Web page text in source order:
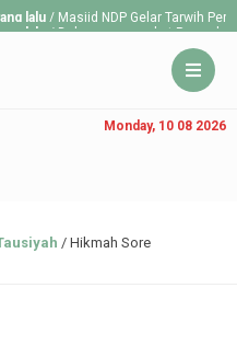
lalu / Masjid NDP Gelar Tarwih
lalu/ Dalam menyambut Ramadan
Monday, 10 08 2026
/ Hikmah Sore